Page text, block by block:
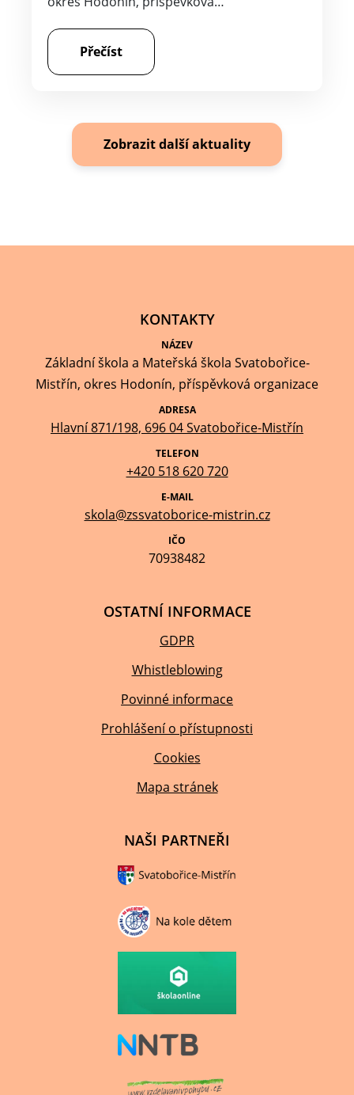
Přečíst
Zobrazit další aktuality
KONTAKTY
NÁZEV
Základní škola a Mateřská škola Svatobořice-
Mistřín, okres Hodonín, příspěvková organizace
ADRESA
Hlavní 871/198, 696 04 Svatobořice-Mistřín
TELEFON
+420 518 620 720
E-MAIL
skola@zssvatoborice-mistrin.cz
IČO
70938482
OSTATNÍ INFORMACE
GDPR
Whistleblowing
Povinné informace
Prohlášení o přístupnosti
Cookies
Mapa stránek
NAŠI PARTNEŘI